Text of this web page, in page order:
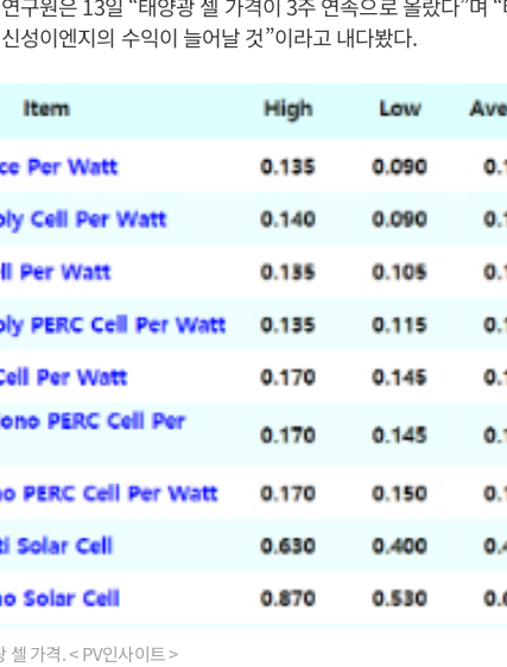
성이엔지의 수익이 늘어날 것”이라고 내다봤다.
가격. < PV인사이트 >